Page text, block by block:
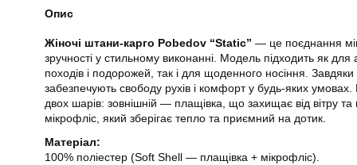
Опис
Жіночі штани-карго Pobedov “Static” — це поєднання
зручності у стильному виконанні. Модель підходить як для
походів і подорожей, так і для щоденного носіння.
забезпечують свободу рухів і комфорт у будь-яких
двох шарів: зовнішній — плащівка, що захищає від вітру та
мікрофліс, який зберігає тепло та приємний на дотик.
Матеріал:
100% поліестер (Soft Shell — плащівка + мікрофліс).